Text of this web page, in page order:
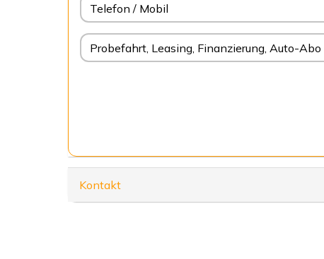
Telefon / Mobil
Probefahrt, Leasing, Finanzierung, Auto-Abo
Kontakt